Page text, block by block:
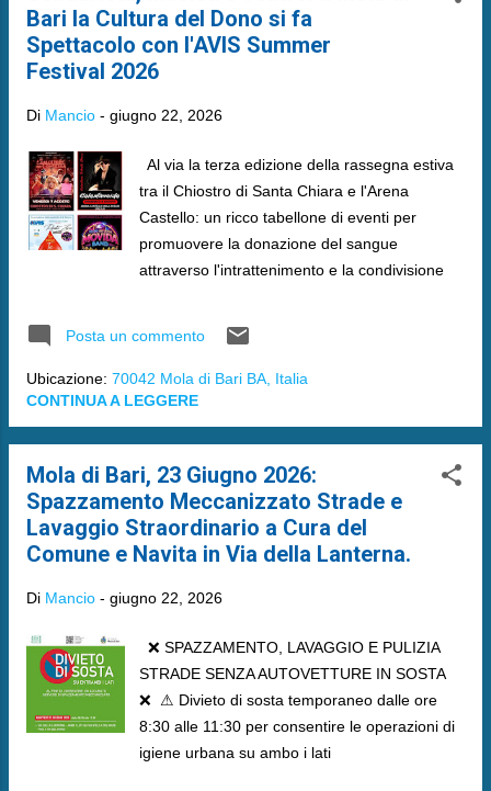
Bari la Cultura del Dono si fa
Spettacolo con l'AVIS Summer
Festival 2026
Di Mancio - giugno 22, 2026
Al via la terza edizione della rassegna estiva
tra il Chiostro di Santa Chiara e l'Arena
Castello: un ricco tabellone di eventi per
promuovere la donazione del sangue
attraverso l'intrattenimento e la condivisione
Posta un commento
Ubicazione: 70042 Mola di Bari BA, Italia
CONTINUA A LEGGERE
Mola di Bari, 23 Giugno 2026:
Spazzamento Meccanizzato Strade e
Lavaggio Straordinario a Cura del
Comune e Navita in Via della Lanterna.
Di Mancio - giugno 22, 2026
​❌ SPAZZAMENTO, LAVAGGIO E PULIZIA
STRADE SENZA AUTOVETTURE IN SOSTA
❌ ⚠ Divieto di sosta temporaneo dalle ore
8:30 alle 11:30 per consentire le operazioni di
igiene urbana su ambo i lati